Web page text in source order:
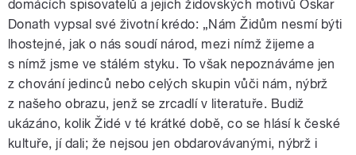
domácích spisovatelů a jejich židovských motivů Oskar
Donath vypsal své životní krédo: „Nám Židům nesmí býti
lhostejné, jak o nás soudí národ, mezi nímž žijeme a
s nímž jsme ve stálém styku. To však nepoznáváme jen
z chování jedinců nebo celých skupin vůči nám, nýbrž
z našeho obrazu, jenž se zrcadlí v literatuře. Budiž
ukázáno, kolik Židé v té krátké době, co se hlásí k české
kultuře, jí dali; že nejsou jen obdarovávanými, nýbrž i